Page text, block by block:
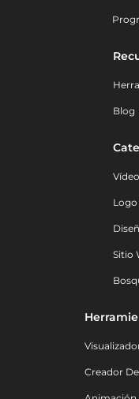
Blog
Vídeo
Logo
Sitio
Creador